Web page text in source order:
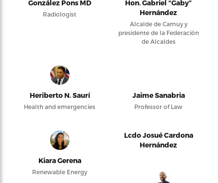
González Pons MD
Radiologist
Hon. Gabriel “Gaby”
Hernández
Alcalde de Camuy y
presidente de la Federación
de Alcaldes
Heriberto N. Saurí
Health and emergencies
Jaime Sanabria
Professor of Law
Kiara Gerena
Renewable Energy
Lcdo Josué Cardona
Hernández